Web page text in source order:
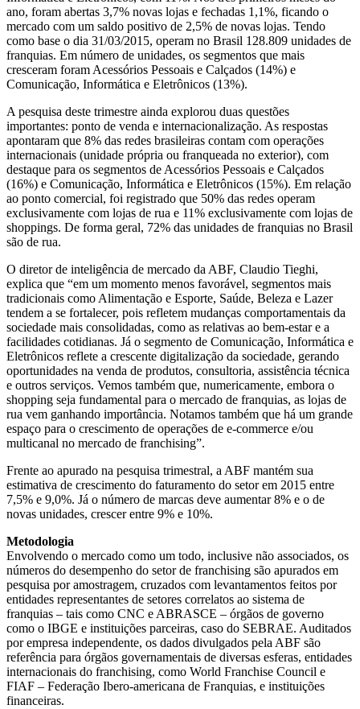
ano, foram abertas 3,7% novas lojas e fechadas 1,1%, ficando o
mercado com um saldo positivo de 2,5% de novas lojas. Tendo
como base o dia 31/03/2015, operam no Brasil 128.809 unidades de
franquias. Em número de unidades, os segmentos que mais
cresceram foram Acessórios Pessoais e Calçados (14%) e
Comunicação, Informática e Eletrônicos (13%).
A pesquisa deste trimestre ainda explorou duas questões
importantes: ponto de venda e internacionalização. As respostas
apontaram que 8% das redes brasileiras contam com operações
internacionais (unidade própria ou franqueada no exterior), com
destaque para os segmentos de Acessórios Pessoais e Calçados
(16%) e Comunicação, Informática e Eletrônicos (15%). Em relação
ao ponto comercial, foi registrado que 50% das redes operam
exclusivamente com lojas de rua e 11% exclusivamente com lojas de
shoppings. De forma geral, 72% das unidades de franquias no Brasil
são de rua.
O diretor de inteligência de mercado da ABF, Claudio Tieghi,
explica que “em um momento menos favorável, segmentos mais
tradicionais como Alimentação e Esporte, Saúde, Beleza e Lazer
tendem a se fortalecer, pois refletem mudanças comportamentais da
sociedade mais consolidadas, como as relativas ao bem-estar e a
facilidades cotidianas. Já o segmento de Comunicação, Informática e
Eletrônicos reflete a crescente digitalização da sociedade, gerando
oportunidades na venda de produtos, consultoria, assistência técnica
e outros serviços. Vemos também que, numericamente, embora o
shopping seja fundamental para o mercado de franquias, as lojas de
rua vem ganhando importância. Notamos também que há um grande
espaço para o crescimento de operações de e-commerce e/ou
multicanal no mercado de franchising”.
Frente ao apurado na pesquisa trimestral, a ABF mantém sua
estimativa de crescimento do faturamento do setor em 2015 entre
7,5% e 9,0%. Já o número de marcas deve aumentar 8% e o de
novas unidades, crescer entre 9% e 10%.
Metodologia
Envolvendo o mercado como um todo, inclusive não associados, os
números do desempenho do setor de franchising são apurados em
pesquisa por amostragem, cruzados com levantamentos feitos por
entidades representantes de setores correlatos ao sistema de
franquias – tais como CNC e ABRASCE – órgãos de governo
como o IBGE e instituições parceiras, caso do SEBRAE. Auditados
por empresa independente, os dados divulgados pela ABF são
referência para órgãos governamentais de diversas esferas, entidades
internacionais do franchising, como World Franchise Council e
FIAF – Federação Ibero-americana de Franquias, e instituições
financeiras.